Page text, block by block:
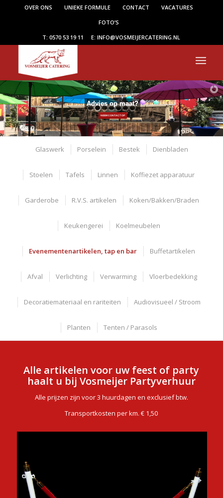
OVER ONS UNIEKE FORMULE CONTACT
VACATURES
FOTO’S
T: 0570 53 19 11
E: INFO@VOSMEIJERCATERING.NL
Advies op maat?
NEEM CONTACT OP
Glaswerk Porselein Bestek Dienbladen
Stoelen Tafels Linnen Koffiezet apparatuur
Garderobe R.V.S. artikelen Koken/Bakken/Braden
Keukengerei Koelmeubelen
Evenementenartikelen, tap en bar Buffetartikelen
Afval Verlichting Verwarming Vloerbedekking
Decoratiemateriaal en rariteiten Audiovisueel / Stroom
Planten Tenten / Parasols
Alle artikelen voor uw feest of party
haalt u bij Vosmeijer Partyverhuur
Alle prijzen zijn voor 3 huurdagen en exclusief btw.
Transportkosten per km. € 1,50